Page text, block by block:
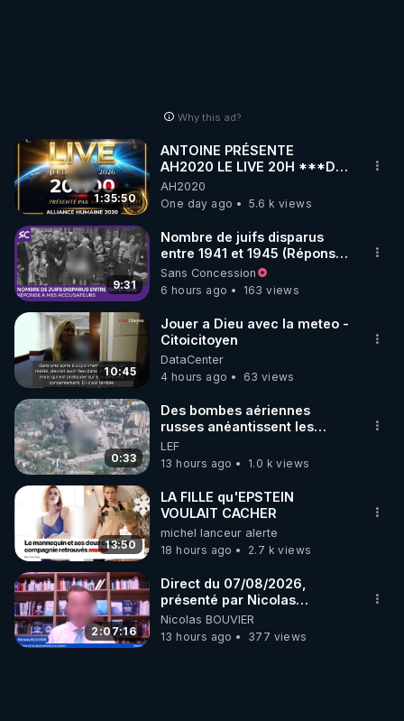
Why this ad?
1:35:50
ANTOINE PRÉSENTE
AH2020 LE LIVE 20H ***DU
06/08/2026***
AH2020
One day ago
5.6 k views
9:31
Nombre de juifs disparus
entre 1941 et 1945 (Réponse
à mes accusateurs)
Sans Concession
6 hours ago
163 views
10:45
Jouer a Dieu avec la meteo -
Citoicitoyen
DataCenter
4 hours ago
63 views
0:33
Des bombes aériennes
russes anéantissent les
centres de contrôle de
drones de 3 brigades
ukrainienne
LEF
13 hours ago
1.0 k views
13:50
LA FILLE qu'EPSTEIN
VOULAIT CACHER
michel lanceur alerte
18 hours ago
2.7 k views
2:07:16
Direct du 07/08/2026,
présenté par Nicolas
BOUVIER
Nicolas BOUVIER
13 hours ago
377 views